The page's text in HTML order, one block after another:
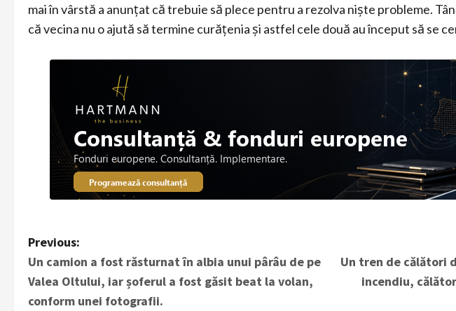
mai în vârstă a anunțat că trebuie să plece pentru a rezolva niște probleme.
că vecina nu o ajută să termine curățenia și astfel cele două au început să se
P
o
s
Previous:
Un camion a fost răsturnat în albia unui pârâu de pe
Valea Oltului, iar șoferul a fost găsit beat la volan,
conform unei fotografii.
Un tren de călători
incendiu,